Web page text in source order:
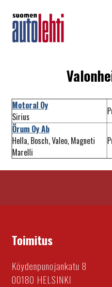
Motoral Oy
Sirius
Örum Oy Ab
Hella, Bosch, Valeo, Magneti
Marelli
Toimitus
Köydenpunojankatu 8
00180 HELSINKI